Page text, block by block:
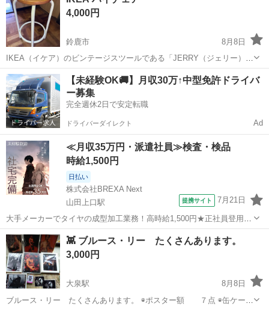
のご購入、よろしくお願いいたします。
4,000円
鈴鹿市
8月8日
IKEA（イケア）のビンテージスツールである「JERRY（ジェリー）」
に酷似しています。このスツールは1970年代〜1980年代にデザイナー
のカリン・モブリング（Karin Mobring）によって設計されたモデルで
す。パイ...
三重 鈴鹿市 椅子
【未経験OK🚚】月収30万↑中型免許ドライバ
ー募集
完全週休2日で安定転職
ドライバーダイレクト Ad
≪月収35万円・派遣社員≫検査・検品
時給1,500円
日払い
株式会社BREXA Next
山田上口駅
提携サイト 7月21日
大手メーカーでタイヤの成型加工業務！高時給1,500円★正社員登用制
度あり！ワンルーム寮完備！マイカー通勤OK！無料駐車場あり！《三
重県伊勢市》 人気の工場のお仕事 ◇タイヤの製造◇ トラック・バ
ス・RV車用を中心とした...
三重 伊勢市 山田上口駅 その他
👾 ブルース・リー たくさんあります。
3,000円
大泉駅
8月8日
ブルース・リー たくさんあります。 ◉ポスター額 ７点 ◉缶ケース